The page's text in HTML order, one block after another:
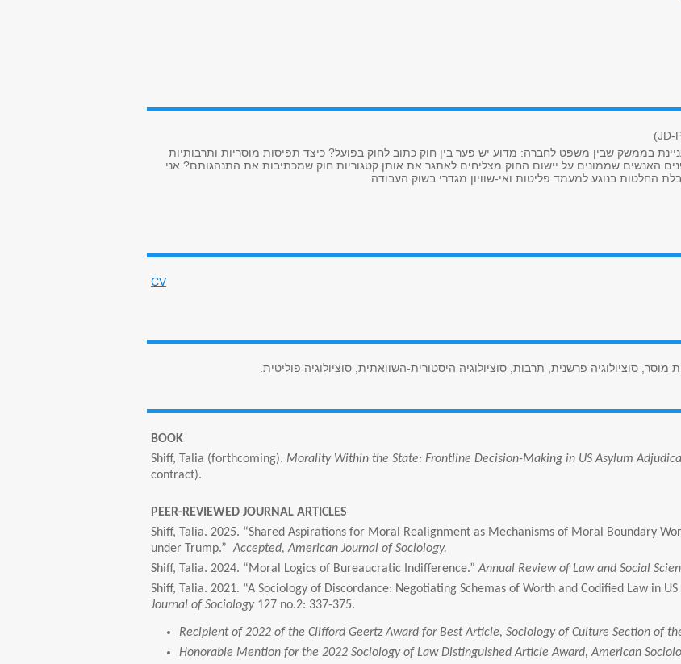
(JD-
בממשק שבין משפט לחברה: מדוע יש פער בין חוק כתוב לחוק בפועל? כיצד תפיסות מוסריות ותרבותיות
האנשים שממונים על יישום החוק מצליחים לאתגר את אותן קטגוריות חוק שמכתיבות את התנהגותם? אני
החלטות בנוגע למעמד פליטות ואי-שוויון מגדרי בשוק העבודה.
CV
סוציולוגיה פרשנית, תרבות, סוציולוגיה היסטורית-השוואתית, סוציולוגיה פוליטית.
BOOK
Shiff, Talia (forthcoming). Morality Within the State: Frontline Decision-Making in US Asylum
contract).
PEER-REVIEWED JOURNAL ARTICLES
Shiff, Talia. 2025. “Shared Aspirations for Moral Realignment as Mechanisms of Moral Boundary
under Trump.” Accepted, American Journal of Sociology.
Shiff, Talia. 2024. “Moral Logics of Bureaucratic Indifference.”Annual Review of Law and Social
Shiff, Talia. 2021. “A Sociology of Discordance: Negotiating Schemas of Worth and Codified Law in
Journal of Sociology127 no.2: 337-375.
Recipient of 2022 of the Clifford Geertz Award for Best Article, Sociology of Culture Section of
Honorable Mention for the 2022 Sociology of Law Distinguished Article Award, American